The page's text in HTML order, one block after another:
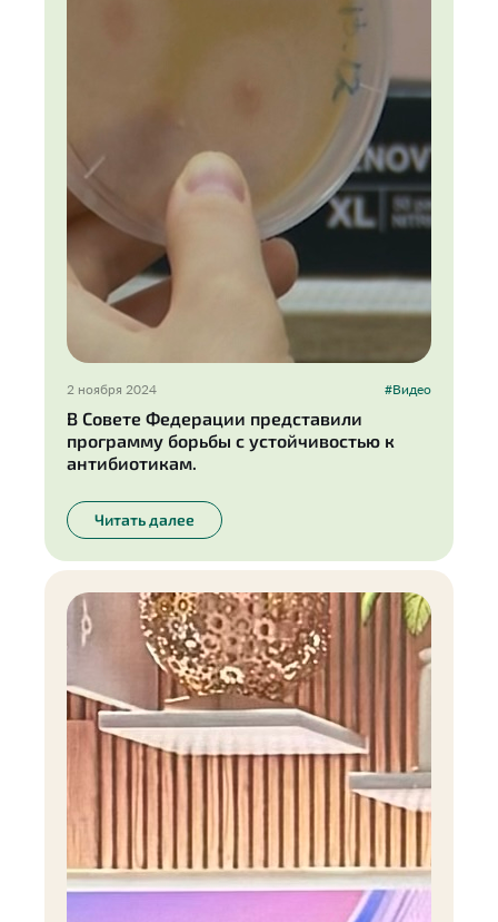
2 ноября 2024 #Видео
В Совете Федерации представили
программу борьбы с устойчивостью к
антибиотикам.
Читать далее